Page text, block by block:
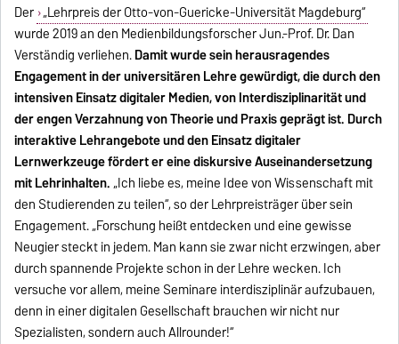
Der „Lehrpreis der Otto-von-Guericke-Universität Magdeburg“
wurde 2019 an den Medienbildungsforscher Jun.-Prof. Dr. Dan
Verständig verliehen.Damit wurde sein herausragendes
Engagement in der universitären Lehre gewürdigt, die durch den
intensiven Einsatz digitaler Medien, von Interdisziplinarität und
der engen Verzahnung von Theorie und Praxis geprägt ist. Durch
interaktive Lehrangebote und den Einsatz digitaler
Lernwerkzeuge fördert er eine diskursive Auseinandersetzung
mit Lehrinhalten.„Ich liebe es, meine Idee von Wissenschaft mit
den Studierenden zu teilen“, so der Lehrpreisträger über sein
Engagement. „Forschung heißt entdecken und eine gewisse
Neugier steckt in jedem. Man kann sie zwar nicht erzwingen, aber
durch spannende Projekte schon in der Lehre wecken. Ich
versuche vor allem, meine Seminare interdisziplinär aufzubauen,
denn in einer digitalen Gesellschaft brauchen wir nicht nur
Spezialisten, sondern auch Allrounder!“